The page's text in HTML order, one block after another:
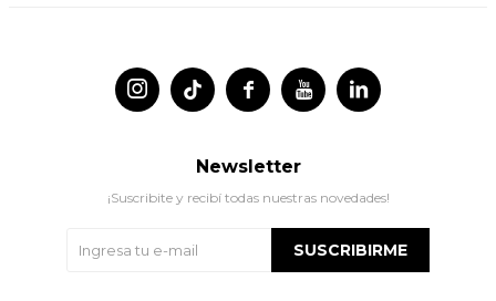
 
 
Newsletter
¡Suscribite y recibí todas nuestras novedades!
SUSCRIBIRME